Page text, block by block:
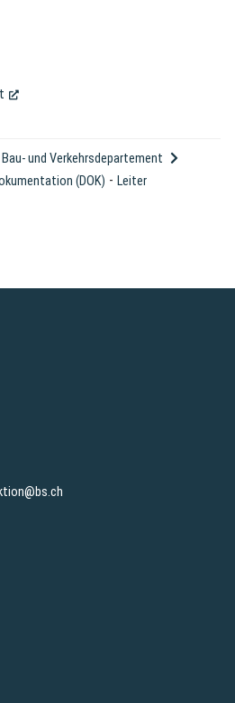
(External Link)
Bau- und Verkehrsdepartement
(DOK) -Leiter